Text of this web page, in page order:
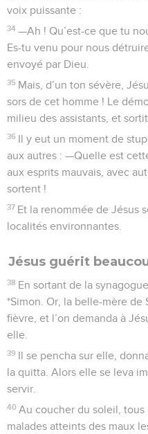
voix puissante :
34 —Ah ! Qu’est-ce que tu
Es-tu venu pour nous
envoyé par Dieu.
35 Mais, d’un ton sévère,
sors de cet homme ! Le
milieu des assistants, et
36 Il y eut un moment de
aux autres : —Quelle est
aux esprits mauvais, avec
sortent !
37 Et la renommée de Jésus
localités environnantes.
Jésus guérit
38 En sortant de la
*Simon. Or, la belle-mère de
fièvre, et l’on demanda à
elle.
39 Il se pencha sur elle,
la quitta. Alors elle se leva
servir.
40 Au coucher du soleil,
malades atteints des maux